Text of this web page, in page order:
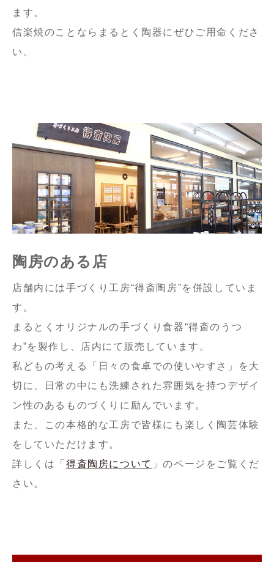
ます。
信楽焼のことならまるとく陶器にぜひご用命くださ
い。
陶房のある店
店舗内には手づくり工房“得斎陶房”を併設していま
す。
まるとくオリジナルの手づくり食器“得斎のうつ
わ”を製作し、店内にて販売しています。
私どもの考える「日々の食卓での使いやすさ」を大
切に、日常の中にも洗練された雰囲気を持つデザイ
ン性のあるものづくりに励んでいます。
また、この本格的な工房で皆様にも楽しく陶芸体験
をしていただけます。
詳しくは「 得斎陶房について 」のページをご覧くだ
さい。